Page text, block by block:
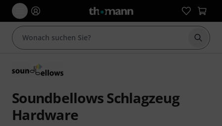
Suche
Soundbellows Schlagzeug
Hardware